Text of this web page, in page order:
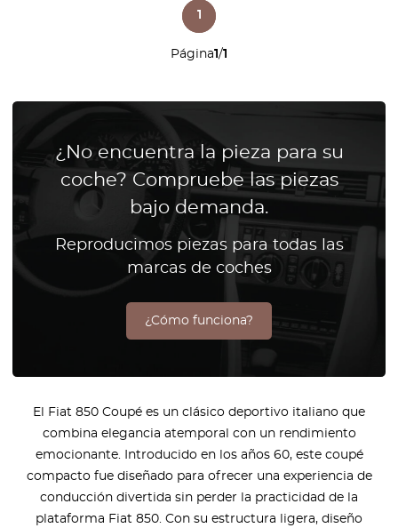
Página1/1
1
¿No encuentra la pieza para su
coche? Compruebe las piezas
bajo demanda.
Reproducimos piezas para todas las
marcas de coches
¿Cómo funciona?
El Fiat 850 Coupé es un clásico deportivo italiano que
combina elegancia atemporal con un rendimiento
emocionante. Introducido en los años 60, este coupé
compacto fue diseñado para ofrecer una experiencia de
conducción divertida sin perder la practicidad de la
plataforma Fiat 850. Con su estructura ligera, diseño